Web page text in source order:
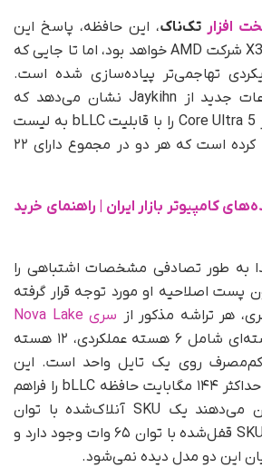
افزار تک‌ناک، این حافظه، پاسخ این
شرکت به تراشه‌های X3D شرکت AMD خواهد بود، اما تا جایی که
تهاجمی‌تر پیاده‌سازی شده است.
اکنون یک نشت اطلاعات جدید از Jaykihn نشان می‌دهد که
اینتل دو SKU جدید از Core Ultra 5 را با قابلیت bLLC به لیست
محصولات خود اضافه کرده است که هر دو در مجموع دارای ۲۲
کامپیوتر بازار ایران | راهنمای خرید
به‌ طور تصادفی مشخصات اشتباهی را
پست اصلاحیه او مورد توجه قرار گرفته
هر تراشه مذکور از سری Nova Lake
دارای پیکربندی ۲۲ هسته‌ای شامل ۶ هسته عملکردی، ۱۲ هسته
و ۴ هسته کم‌مصرف روی یک تایل واحد است. این
پیکربندی دسترسی به حداکثر ۱۴۴ مگابایت حافظه bLLC را فراهم
می‌کند. شایعات نشان می‌دهند یک SKU آنلاک‌شده با توان
حرارتی ۱۲۵ وات و یک SKU قفل‌شده با توان ۶۵ وات وجود دارد و
این دو مدل دیده نمی‌شود.